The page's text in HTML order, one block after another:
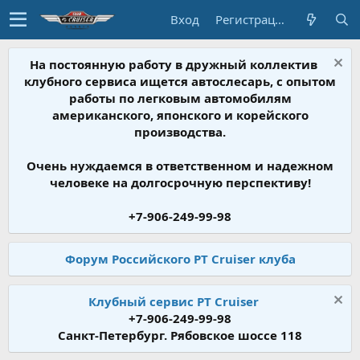
Вход Регистрация
На постоянную работу в дружный коллектив
клубного сервиса ищется автослесарь, с опытом
работы по легковым автомобилям
американского, японского и корейского
производства.
Очень нуждаемся в ответственном и надежном
человеке на долгосрочную перспективу!
+7-906-249-99-98
Форум Российского PT Cruiser клуба
Клубный сервис PT Cruiser
+7-906-249-99-98
Санкт-Петербург. Рябовское шоссе 118